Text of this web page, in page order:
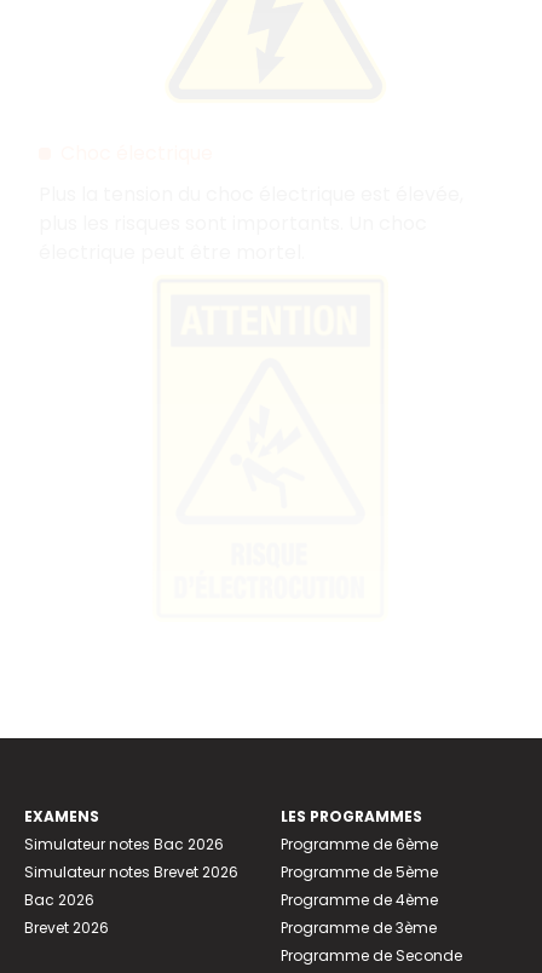
EXAMENS
Simulateur notes Bac 2026
Simulateur notes Brevet 2026
Bac 2026
Brevet 2026
LES PROGRAMMES
Programme de 6ème
Programme de 5ème
Programme de 4ème
Programme de 3ème
Programme de Seconde